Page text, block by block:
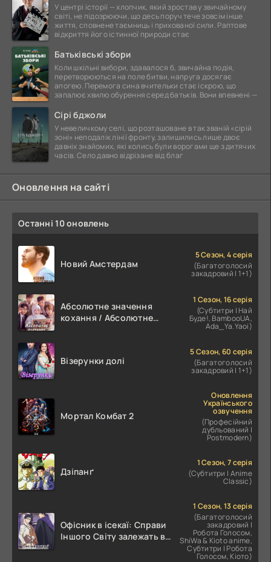
У центрі історії — хлопчик, який зростав у звичайному
світі, не підозрюючи, що десь поруч тече зовсім інше
життя, сповнене таємниць і прихованої сили. Раптове
відкриття його істинної природи стає
Батьківські збори
Коли шкільні вибори, здавалося б, звичайна подія,
перетворюються на поле битви, напруга досягає
апогею. Перемога сина вчительки стає іскрою, що
запалює хвилю обурення серед батьків. Вони впевнені —
Сірі бджоли
У невеличкому селі, що розташоване в так званій «сірій
зоні» неподалік лінії фронту, залишились лише двоє
давніх знайомих, які колись були ворогами ще з дитячих
часів. Село давно відрізане від благ
Оновлення на сайті
Останні 10 оновлень
Новий Амстердам
5 Сезон, 4 серія
(Багатоголосий
закадровий | 1+1)
Абсолютне значення
кохання / Абсолютне
1 Сезон, 16 серія
(Субтитри | Най
Буде!, BambooUA,
Ada_Ya.Yaoi)
Візерунки долі
5 Сезон, 60 серія
(Багатоголосий
закадровий | 1+1)
Мортал Комбат 2
Оновлення
Українського
озвучення
(Професійний
дубльований |
Postmodern)
Дзіпанґ
1 Сезон, 7 серія
(Субтитри | Anime
Classic)
Офісник в ісекаї: Справи
Іншого Світу залежать від
1 Сезон, 13 серія
(Багатоголосий
закадровий |
Робота Голосом,
ShiWa & Kioto anime,
Субтитри | Робота
Голосом, Кіото)